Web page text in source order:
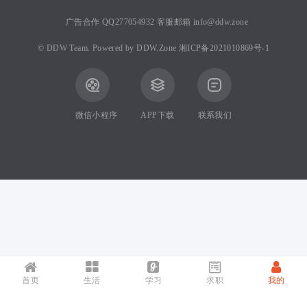
首页 生活 学习 求职 我的
广告合作 QQ277054932 客服邮箱 info@ddw.zone
© DDW Team. Powered byDDW.Zone 湘ICP备2021010869号-1
微信小程序 APP下载 联系我们